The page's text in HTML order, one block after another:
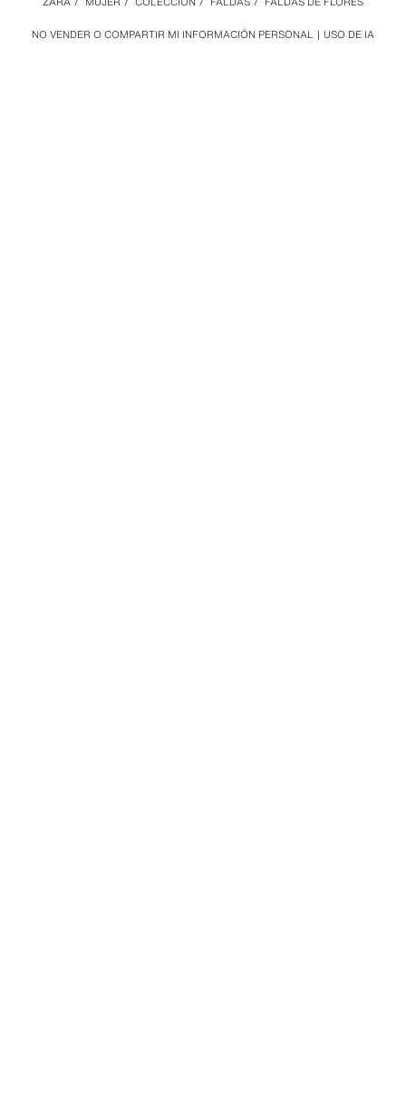
NO VENDER O COMPARTIR MI INFORMACIÓN PERSONAL USO DE IA